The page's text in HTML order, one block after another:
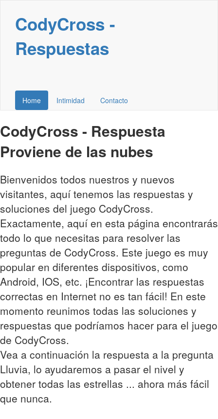
CodyCross -
Respuestas
Home Intimidad Contacto
CodyCross - Respuesta
Proviene de las nubes
Bienvenidos todos nuestros y nuevos
visitantes, aquí tenemos las respuestas y
soluciones del juego CodyCross.
Exactamente, aquí en esta página encontrarás
todo lo que necesitas para resolver las
preguntas de CodyCross. Este juego es muy
popular en diferentes dispositivos, como
Android, IOS, etc. ¡Encontrar las respuestas
correctas en Internet no es tan fácil! En este
momento reunimos todas las soluciones y
respuestas que podríamos hacer para el juego
de CodyCross.
Vea a continuación la respuesta a la pregunta
Lluvia, lo ayudaremos a pasar el nivel y
obtener todas las estrellas ... ahora más fácil
que nunca.